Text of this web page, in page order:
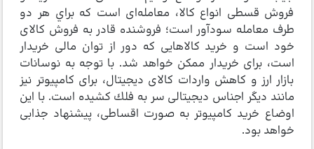
فروش قسطی انواع كالا، معامله‌ای است كه براي هر دو
طرف معامله سودآور است؛ فروشنده قادر به فروش کالای
خود است و خرید كالاهايی كه دور از توان مالی خریدار
است، برای خریدار ممكن خواهد شد. با توجه به نوسانات
بازار ارز و كاهش واردات كالای دیجیتال، برای كامپیوتر نيز
مانند ديگر اجناس دیجیتالی سر به فلك كشيده است. با این
اوضاع خريد كامپیوتر به صورت اقساطی، پیشنهاد جذابی
خواهد بود.